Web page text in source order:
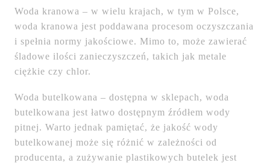
Woda kranowa – w wielu krajach, w tym w Polsce,
woda kranowa jest poddawana procesom oczyszczania
i spełnia normy jakościowe. Mimo to, może zawierać
śladowe ilości zanieczyszczeń, takich jak metale
ciężkie czy chlor.
Woda butelkowana – dostępna w sklepach, woda
butelkowana jest łatwo dostępnym źródłem wody
pitnej. Warto jednak pamiętać, że jakość wody
butelkowanej może się różnić w zależności od
producenta, a zużywanie plastikowych butelek jest